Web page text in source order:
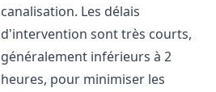
canalisation. Les délais
d'intervention sont très courts,
généralement inférieurs à 2
heures, pour minimiser les